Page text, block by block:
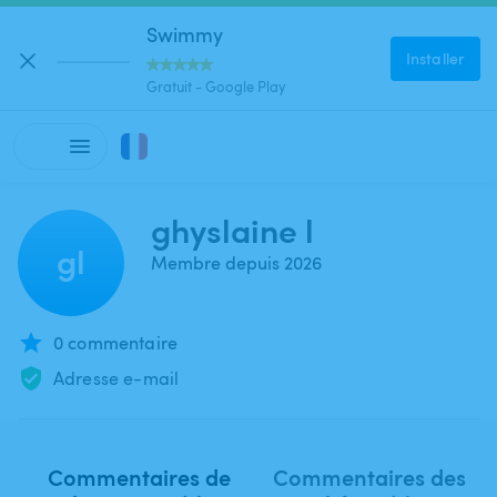
Swimmy
Gratuit - Google Play
Installer
gl
ghyslaine l
Membre depuis 2026
0 commentaire
Adresse e-mail
Commentaires de
Commentaires des